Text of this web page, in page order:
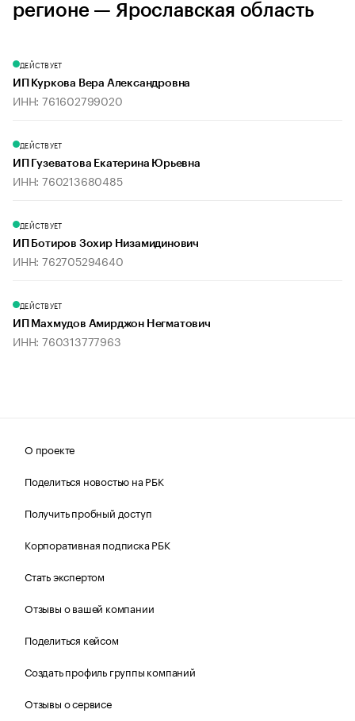
регионе — Ярославская область
ДЕЙСТВУЕТ
ИП Куркова Вера Александровна
ИНН: 761602799020
ДЕЙСТВУЕТ
ИП Гузеватова Екатерина Юрьевна
ИНН: 760213680485
ДЕЙСТВУЕТ
ИП Ботиров Зохир Низамидинович
ИНН: 762705294640
ДЕЙСТВУЕТ
ИП Махмудов Амирджон Негматович
ИНН: 760313777963
О проекте
Поделиться новостью на РБК
Получить пробный доступ
Корпоративная подписка РБК
Стать экспертом
Отзывы о вашей компании
Поделиться кейсом
Создать профиль группы компаний
Отзывы о сервисе